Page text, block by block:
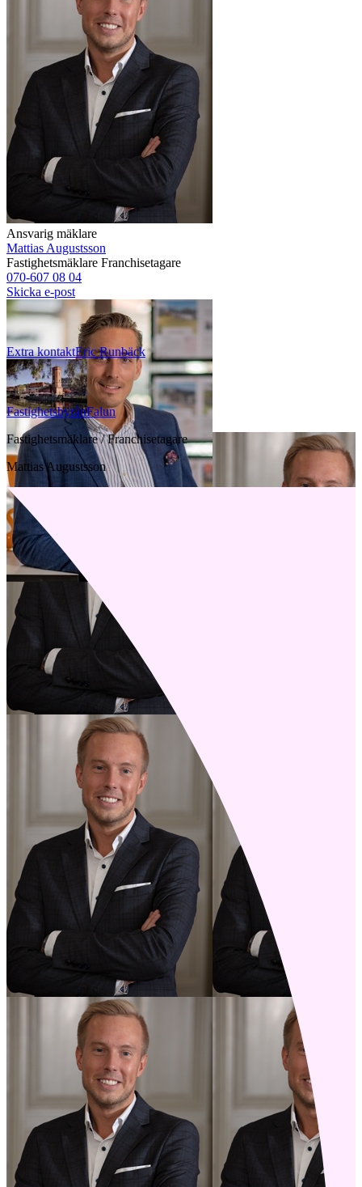
Ansvarig mäklare
Mattias Augustsson
Fastighetsmäklare Franchisetagare
070-607 08 04
Skicka e-post
Extra kontaktEric Runbäck
FastighetsbyrånFalun
Fastighetsmäklare / Franchisetagare
Mattias Augustsson